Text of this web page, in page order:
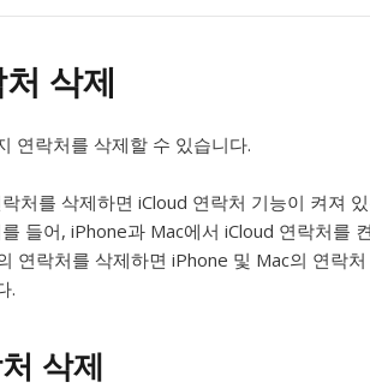
삭제
연락처를 삭제할 수 있습니다.
처를 삭제하면 iCloud 연락처 기능이 켜져
들어, iPhone과 Mac에서 iCloud 연락처를
연락처를 삭제하면 iPhone 및 Mac의 연락
.
삭제